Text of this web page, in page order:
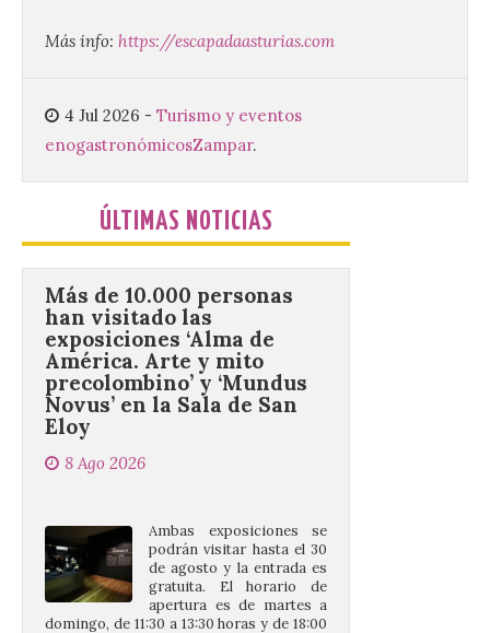
Más info: https://escapadaasturias.com
4 Jul 2026 - Turismo y eventos
enogastronómicosZampar.
ÚLTIMAS NOTICIAS
contemplarse hasta el
próximo 4 de octubre,
fascinaban a este autor de talla
internacional como las múltiples técnicas
que usó y sus sólidos vínculos con la
Montaña Occidental. […]
Más de 10.000 personas
han visitado las
exposiciones ‘Alma de
América. Arte y mito
precolombino’ y ‘Mundus
Novus’ en la Sala de San
Eloy
8 Ago 2026
de agosto y la entrada es
gratuita. El horario de
apertura es de martes a
domingo, de 11:30 a 13:30 horas y de 18:00
a 21:00 horas. La Sala de San Eloy […]